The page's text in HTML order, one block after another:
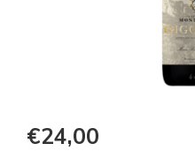
€24,00